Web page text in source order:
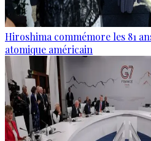
Hiroshima commémore les 81
atomique américain